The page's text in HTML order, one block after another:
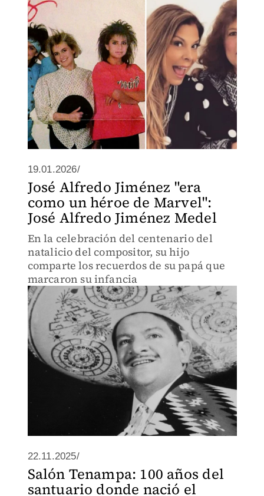
19.01.2026/
José Alfredo Jiménez "era
como un héroe de Marvel":
José Alfredo Jiménez Medel
En la celebración del centenario del
natalicio del compositor, su hijo
comparte los recuerdos de su papá que
marcaron su infancia
22.11.2025/
Salón Tenampa: 100 años del
santuario donde nació el